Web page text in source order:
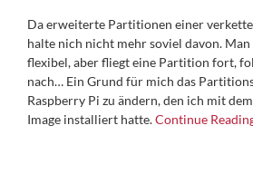
Da erweiterte Partitionen einer
halte nich nicht mehr soviel davon.
flexibel, aber fliegt eine Partition fort,
nach… Ein Grund für mich das
Raspberry Pi zu ändern, den ich mit
Image installiert hatte.Continue